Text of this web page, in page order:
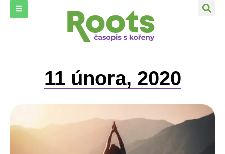
11 února, 2020